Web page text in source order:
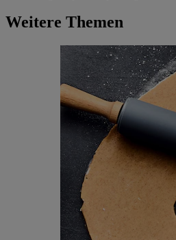
Weitere Themen